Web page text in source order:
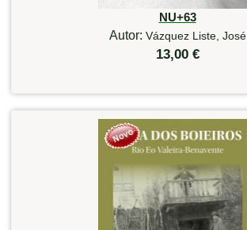
NU+63
Autor: Vázquez Liste, José
13,00 €